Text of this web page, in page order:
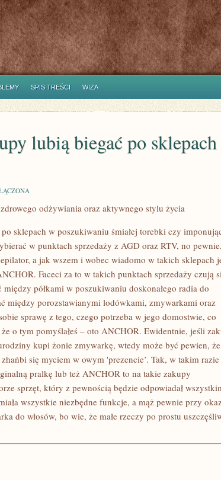
SPIS TREŚCI WIZA
lubią biegać po
odżywiania oraz aktywnego stylu życia
sklepach w poszukiwaniu śmiałej torebki czy
w punktach sprzedaży z AGD oraz RTV, no
a jak wszem i wobec wiadomo w takich sklepach
Faceci za to w takich punktach sprzedaży czują
półkami w poszukiwaniu doskonałego radia do
między porozstawianymi lodówkami, zmywarkami oraz
sprawę z tego, czego potrzeba w jego domostwie, co
o tym pomyślałeś – oto ANCHOR. Ewidentnie, jeśli
kupi żonie zmywarkę, wtedy może być pewien, że
się myciem w owym 'prezencie’. Tak, w takim razie
pralkę lub też ANCHOR to na takie zakupy
sprzęt, który z pewnością będzie odpowiadał
wszystkie niezbędne funkcje, a mąż pewnie przy
do włosów, bo wie, że małe rzeczy po prostu